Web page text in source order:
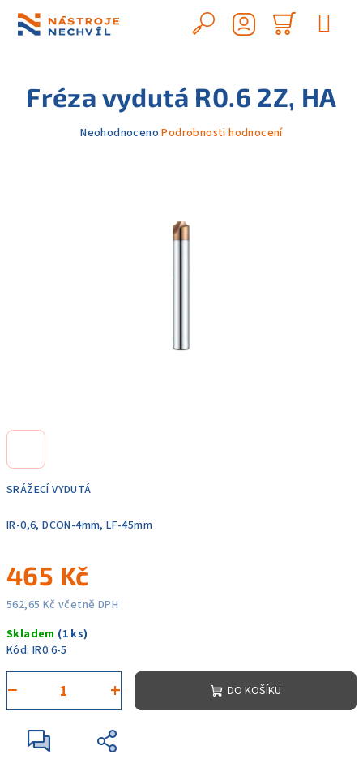
obsah
Hledat
košík
SRÁŽECÍ VYDUTÁ
IR-0,6, DCON-4mm, LF-45mm
465 Kč
562,65 Kč včetně DPH
cena:
Skladem (1 ks)
Kód: IR0.6-5
+
− DO KOŠÍKU
Fréza vydutá R0.6 2Z, HA
Průměrné
Neohodnoceno Podrobnosti hodnocení